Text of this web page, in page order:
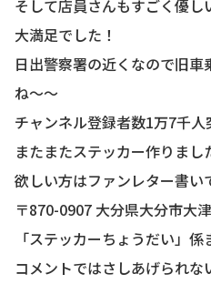
そして店員さんもすごく優し
大満足でした！
日出警察署の近くなので旧
ね〜〜
チャンネル登録者数1万7千
またまたステッカー作りまし
欲しい方はファンレター書い
〒870-0907 大分県大分市大
「ステッカーちょうだい」係
コメントではさしあげられな